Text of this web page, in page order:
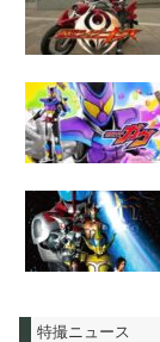
特撮ニュース